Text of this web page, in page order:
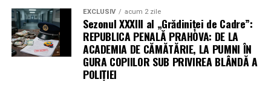
EXCLUSIV acum 2 zile
Sezonul XXXIII al „Grădiniței de Cadre”:
REPUBLICA PENALĂ PRAHOVA: DE LA
ACADEMIA DE CĂMĂTĂRIE, LA PUMNI ÎN
GURA COPIILOR SUB PRIVIREA BLÂNDĂ A
POLIȚIEI